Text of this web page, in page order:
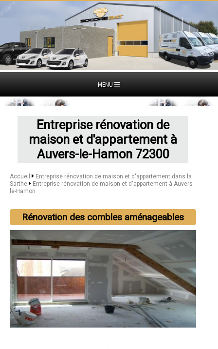
MENU
Entreprise rénovation de
maison et d'appartement à
Auvers-le-Hamon 72300
Accueil
Entreprise rénovation de maison et d'appartement dans la
Sarthe
Entreprise rénovation de maison et d'appartement à Auvers-
le-Hamon
Rénovation des combles aménageables